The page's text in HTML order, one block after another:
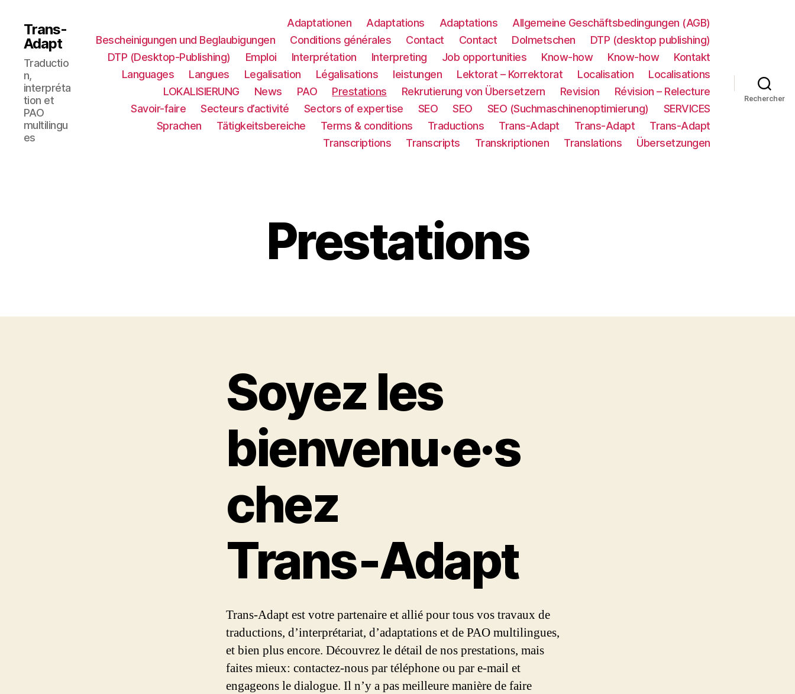
Trans-
Adapt
Traductio
n,
interpréta
tion et
PAO
multilingu
es
Adaptationen Adaptations Adaptations
Allgemeine Geschäftsbedingungen (AGB)
Bescheinigungen und Beglaubigungen
Conditions générales Contact Contact Dolmetschen
DTP (desktop publishing)
DTP (Desktop-Publishing)
Emploi Interprétation Interpreting Job opportunities Know-how Know-how
Kontakt
Languages
Langues Legalisation Légalisations leistungen Lektorat – Korrektorat Localisation
Localisations
LOKALISIERUNG​
News PAO Prestations Rekrutierung von Übersetzern Revision
Révision – Relecture
Savoir-faire
Secteurs d’activité Sectors of expertise SEO SEO SEO (Suchmaschinenoptimierung)
SERVICES
Sprachen
Tätigkeitsbereiche Terms & conditions Traductions Trans-Adapt Trans-Adapt
Trans-Adapt
Transcriptions
Transcripts Transkriptionen Translations Übersetzungen
Rechercher
Prestations
Soyez les
bienvenu·e·s
chez
Trans‑Adapt
Trans-Adapt est votre partenaire et allié pour tous vos travaux de
traductions, d’interprétariat, d’adaptations et de PAO multilingues,
et bien plus encore. Découvrez le détail de nos prestations, mais
faites mieux: contactez-nous par téléphone ou par e-mail et
engageons le dialogue. Il n’y a pas meilleure manière de faire